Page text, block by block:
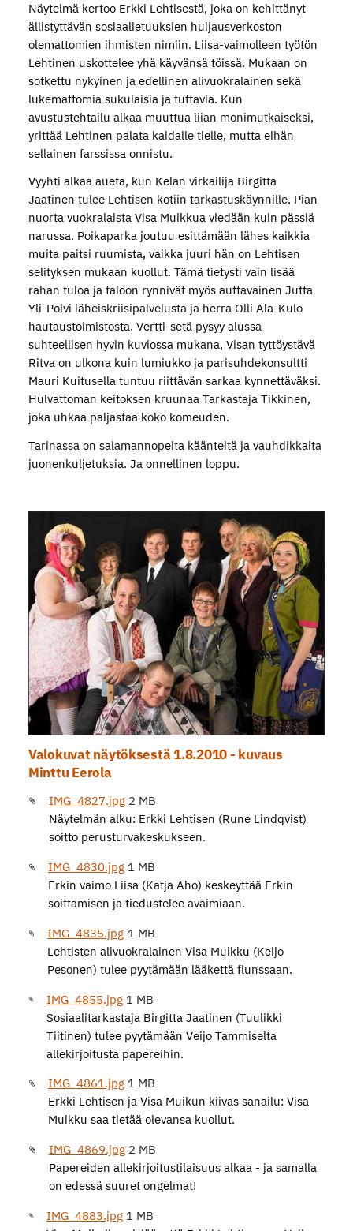
Näytelmä kertoo Erkki Lehtisestä, joka on kehittänyt
ällistyttävän sosiaalietuuksien huijausverkoston
olemattomien ihmisten nimiin. Liisa-vaimolleen työtön
Lehtinen uskottelee yhä käyvänsä töissä. Mukaan on
sotkettu nykyinen ja edellinen alivuokralainen sekä
lukemattomia sukulaisia ja tuttavia. Kun
avustustehtailu alkaa muuttua liian monimutkaiseksi,
yrittää Lehtinen palata kaidalle tielle, mutta eihän
sellainen farssissa onnistu.
Vyyhti alkaa aueta, kun Kelan virkailija Birgitta
Jaatinen tulee Lehtisen kotiin tarkastuskäynnille. Pian
nuorta vuokralaista Visa Muikkua viedään kuin pässiä
narussa. Poikaparka joutuu esittämään lähes kaikkia
muita paitsi ruumista, vaikka juuri hän on Lehtisen
selityksen mukaan kuollut. Tämä tietysti vain lisää
rahan tuloa ja taloon rynnivät myös auttavainen Jutta
Yli-Polvi läheiskriisipalvelusta ja herra Olli Ala-Kulo
hautaustoimistosta. Vertti-setä pysyy alussa
suhteellisen hyvin kuviossa mukana, Visan tyttöystävä
Ritva on ulkona kuin lumiukko ja parisuhdekonsultti
Mauri Kuitusella tuntuu riittävän sarkaa kynnettäväksi.
Hulvattoman keitoksen kruunaa Tarkastaja Tikkinen,
joka uhkaa paljastaa koko komeuden.
Tarinassa on salamannopeita käänteitä ja vauhdikkaita
juonenkuljetuksia. Ja onnellinen loppu.
Valokuvat näytöksestä 1.8.2010 - kuvaus
Minttu Eerola
IMG_4827.jpg 2 MB
Näytelmän alku: Erkki Lehtisen (Rune Lindqvist)
soitto perusturvakeskukseen.
IMG_4830.jpg 1 MB
Erkin vaimo Liisa (Katja Aho) keskeyttää Erkin
soittamisen ja tiedustelee avaimiaan.
IMG_4835.jpg 1 MB
Lehtisten alivuokralainen Visa Muikku (Keijo
Pesonen) tulee pyytämään lääkettä flunssaan.
IMG_4855.jpg 1 MB
Sosiaalitarkastaja Birgitta Jaatinen (Tuulikki
Tiitinen) tulee pyytämään Veijo Tammiselta
allekirjoitusta papereihin.
IMG_4861.jpg 1 MB
Erkki Lehtisen ja Visa Muikun kiivas sanailu: Visa
Muikku saa tietää olevansa kuollut.
IMG_4869.jpg 2 MB
Papereiden allekirjoitustilaisuus alkaa - ja samalla
on edessä suuret ongelmat!
IMG_4883.jpg 1 MB